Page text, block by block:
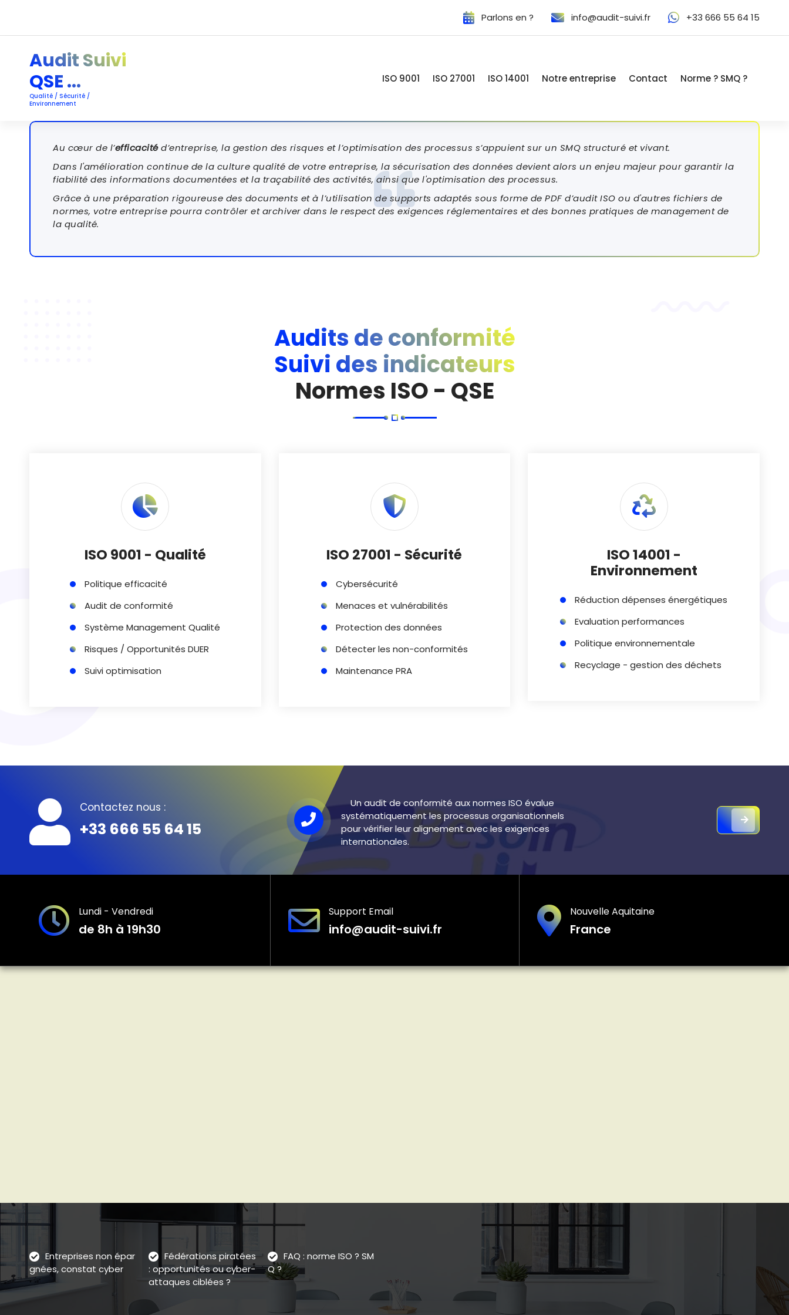
Parlons en ? info@audit-suivi.fr +33 666 55 64 15
Audit Suivi
QSE ...
Qualité / Sécurité /
Environnement
ISO 9001 ISO 27001 ISO 14001 Notre entreprise Contact Norme ? SMQ ?
Au cœur de l’efficacitéd’entreprise, la gestion des risques et l’optimisation des processus s’appuient sur un SMQ structuré et vivant.
Dans l'amélioration continue de la culture qualité de votre entreprise, la sécurisation des données devient alors un enjeu majeur pour garantir la
fiabilité des informations documentées et la traçabilité des activités, ainsi que l'optimisation des processus.
Grâce à une préparation rigoureuse des documents et à l’utilisation de supports adaptés sous forme de PDF d’audit ISO ou d'autres fichiers de
normes, votre entreprise pourra contrôler et archiver dans le respect des exigences réglementaires et des bonnes pratiques de management de
la qualité.
Audits de conformité
Suivi des indicateurs
Normes ISO - QSE
ISO 9001 - Qualité
Politique efficacité
Audit de conformité
Système Management Qualité
Risques / Opportunités DUER
Suivi optimisation
ISO 27001 - Sécurité
Cybersécurité
Menaces et vulnérabilités
Protection des données
Détecter les non-conformités
Maintenance PRA
ISO 14001 -
Environnement
Réduction dépenses énergétiques
Evaluation performances
Politique environnementale
Recyclage - gestion des déchets
Contactez nous :
+33 666 55 64 15
Un audit de conformité aux normes ISO évalue
systématiquement les processus organisationnels
pour vérifier leur alignement avec les exigences
internationales.
Lundi - Vendredi
de 8h à 19h30
Support Email
info@audit-suivi.fr
Nouvelle Aquitaine
France
Entreprises non épar
gnées, constat cyber
Fédérations piratées
: opportunités ou cyber-
attaques ciblées ?
FAQ : norme ISO ? SM
Q ?